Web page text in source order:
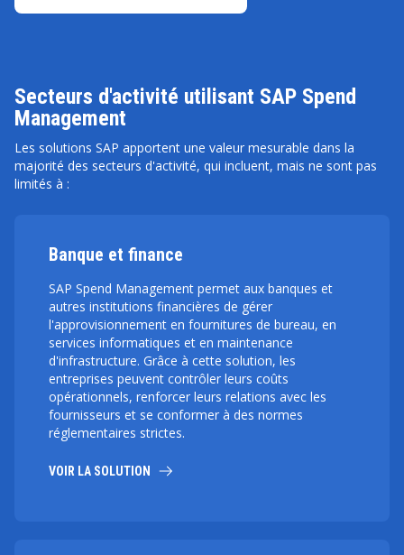
Secteurs d'activité utilisant SAP Spend
Management
Les solutions SAP apportent une valeur mesurable dans la
majorité des secteurs d'activité, qui incluent, mais ne sont pas
limités à :
Banque et finance
SAP Spend Management permet aux banques et
autres institutions financières de gérer
l'approvisionnement en fournitures de bureau, en
services informatiques et en maintenance
d'infrastructure. Grâce à cette solution, les
entreprises peuvent contrôler leurs coûts
opérationnels, renforcer leurs relations avec les
fournisseurs et se conformer à des normes
réglementaires strictes.
VOIR LA SOLUTION